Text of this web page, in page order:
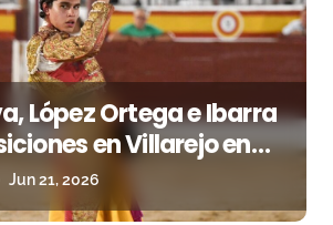
López Ortega e Ibarra
en Villarejo en
de Circuito
Jun 21, 2026